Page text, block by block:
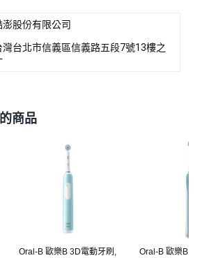
澎股份有限公司
灣台北市信義區信義路五段7號13樓之
商品
Oral-B 歐樂B 3D電動牙刷,
Oral-B 歐樂B